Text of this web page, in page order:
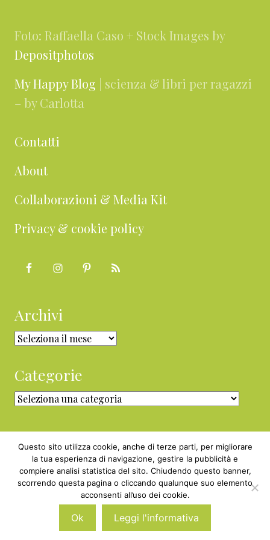
Foto: Raffaella Caso + Stock Images by
Depositphotos
My Happy Blog | scienza & libri per ragazzi
– by Carlotta
Contatti
About
Collaborazioni & Media Kit
Privacy & cookie policy
Archivi
Archivi
Categorie
Categorie
Copyright © 2010 - 2026 BabyGreen™ ·
P.IVA 05829800969 · Webmaster
Nexnova.net
Questo sito utilizza cookie, anche di terze parti, per migliorare
la tua esperienza di navigazione, gestire la pubblicità e
compiere analisi statistica del sito. Chiudendo questo banner,
scorrendo questa pagina o cliccando qualunque suo elemento
acconsenti all’uso dei cookie.
Ok Leggi l'informativa